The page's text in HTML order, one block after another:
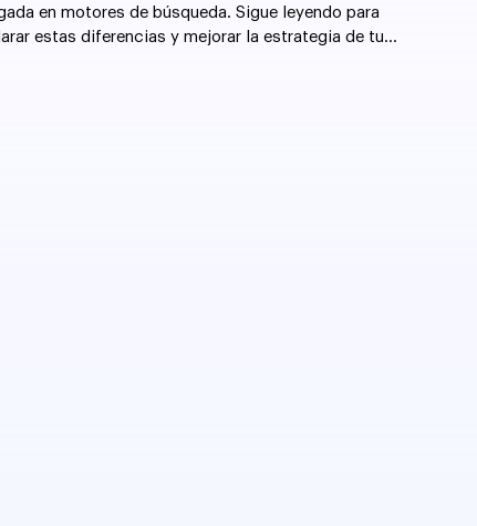
en motores de búsqueda. Sigue leyendo para
estas diferencias y mejorar la estrategia de tu